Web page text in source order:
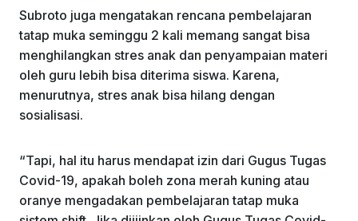
Subroto juga mengatakan rencana pembelajaran
tatap muka seminggu 2 kali memang sangat bisa
menghilangkan stres anak dan penyampaian materi
oleh guru lebih bisa diterima siswa. Karena,
menurutnya, stres anak bisa hilang dengan
sosialisasi.
“Tapi, hal itu harus mendapat izin dari Gugus Tugas
Covid-19, apakah boleh zona merah kuning atau
oranye mengadakan pembelajaran tatap muka